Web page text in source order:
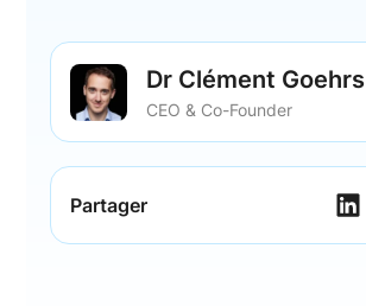
Dr Clément Goehrs
CEO & Co-Founder
Partager